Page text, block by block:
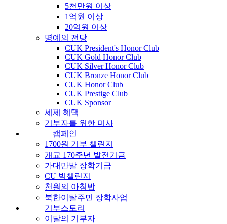
5천만원 이상
1억원 이상
20억원 이상
명예의 전당
CUK President's Honor Club
CUK Gold Honor Club
CUK Silver Honor Club
CUK Bronze Honor Club
CUK Honor Club
CUK Prestige Club
CUK Sponsor
세제 혜택
기부자를 위한 미사
캠페인
1700원 기부 챌린지
개교 170주년 발전기금
가대만발 장학기금
CU 빅챌린지
천원의 아침밥
북한이탈주민 장학사업
기부스토리
이달의 기부자